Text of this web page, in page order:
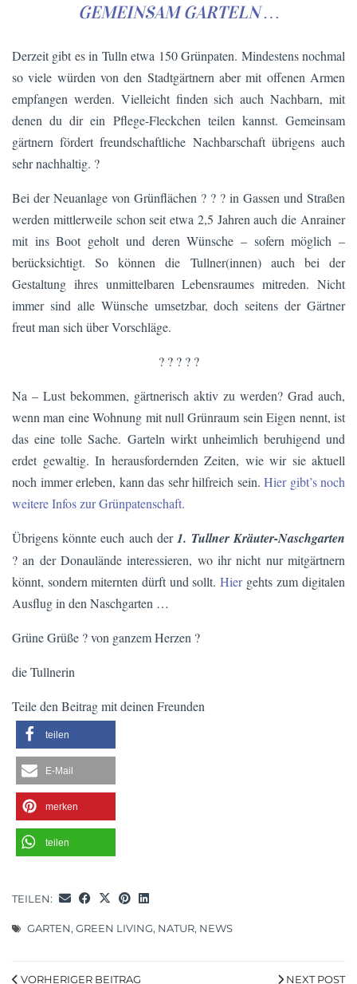
GEMEINSAM GARTELN …
Derzeit gibt es in Tulln etwa 150 Grünpaten. Mindestens nochmal
so viele würden von den Stadtgärtnern aber mit offenen Armen
empfangen werden. Vielleicht finden sich auch Nachbarn, mit
denen du dir ein Pflege-Fleckchen teilen kannst. Gemeinsam
gärtnern fördert freundschaftliche Nachbarschaft übrigens auch
sehr nachhaltig. ?
Bei der Neuanlage von Grünflächen ? ? ? in Gassen und Straßen
werden mittlerweile schon seit etwa 2,5 Jahren auch die Anrainer
mit ins Boot geholt und deren Wünsche – sofern möglich –
berücksichtigt. So können die Tullner(innen) auch bei der
Gestaltung ihres unmittelbaren Lebensraumes mitreden. Nicht
immer sind alle Wünsche umsetzbar, doch seitens der Gärtner
freut man sich über Vorschläge.
? ? ? ? ?
Na – Lust bekommen, gärtnerisch aktiv zu werden? Grad auch,
wenn man eine Wohnung mit null Grünraum sein Eigen nennt, ist
das eine tolle Sache. Garteln wirkt unheimlich beruhigend und
erdet gewaltig. In herausfordernden Zeiten, wie wir sie aktuell
noch immer erleben, kann das sehr hilfreich sein. Hier gibt’s noch
weitere Infos zur Grünpatenschaft.
Übrigens könnte euch auch der1. Tullner Kräuter-Naschgarten
? an der Donaulände interessieren, wo ihr nicht nur mitgärtnern
könnt, sondern miternten dürft und sollt. Hiergehts zum digitalen
Ausflug in den Naschgarten …
Grüne Grüße ? von ganzem Herzen ?
die Tullnerin
Teile den Beitrag mit deinen Freunden
teilen
E-Mail
merken
teilen
TEILEN:
GARTEN, GREEN LIVING, NATUR, NEWS
VORHERIGER BEITRAG
NEXT POST